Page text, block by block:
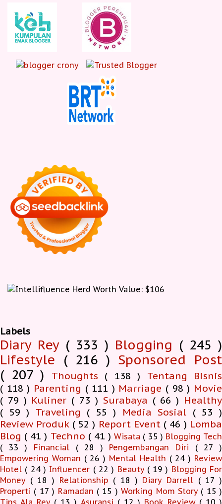
Labels
Diary Rey ( 333 ) Blogging ( 245 )
Lifestyle ( 216 ) Sponsored Post
( 207 )
Thoughts ( 138 )
Tentang Bisnis
( 118 ) Parenting ( 111 ) Marriage ( 98 ) Movie
( 79 ) Kuliner ( 73 ) Surabaya ( 66 ) Healthy
( 59 ) Traveling ( 55 ) Media Sosial ( 53 )
Review Produk ( 52 ) Report Event ( 46 ) Lomba
Blog ( 41 ) Techno ( 41 ) Wisata ( 35 ) Blogging Tech
( 33 )
Financial ( 28 ) Pengembangan Diri ( 27 )
Empowering Woman ( 26 ) Mental Health ( 24 ) Review
Hotel ( 24 ) Influencer ( 22 ) Beauty ( 19 ) Blogging For
Money ( 18 ) Relationship ( 18 ) Diary Darrell ( 17 )
Properti ( 17 ) Ramadan ( 15 ) Working Mom Story ( 15 )